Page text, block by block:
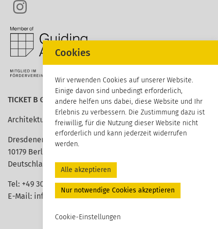
TICKET B GmbH
Architektur erleben
Dresdener Straße 113
10179 Berlin
Deutschland
Tel: +49 30 420 26 96 20
E-Mail: info@ticket-b.de
Cookies
Wir verwenden Cookies auf unserer Website.
Einige davon sind unbedingt erforderlich,
andere helfen uns dabei, diese Website und Ihr
Erlebnis zu verbessern. Die Zustimmung dazu ist
freiwillig, für die Nutzung dieser Website nicht
erforderlich und kann jederzeit widerrufen
werden.
Alle akzeptieren
Nur notwendige Cookies akzeptieren
Cookie-Einstellungen